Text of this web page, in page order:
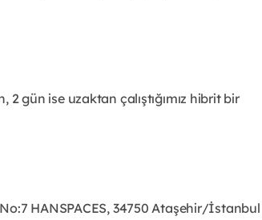
gün ise uzaktan çalıştığımız hibrit bir
HANSPACES, 34750 Ataşehir/İstanbul